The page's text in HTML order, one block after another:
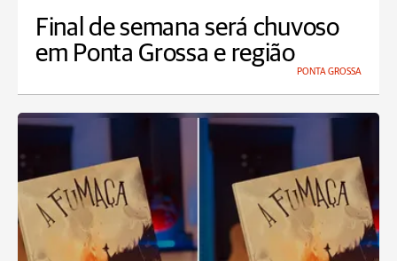
Final de semana será chuvoso
em Ponta Grossa e região
PONTA GROSSA